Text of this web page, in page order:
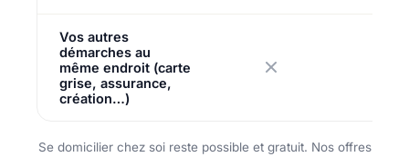
Vos autres
démarches au
même endroit (carte
grise, assurance,
création…)
Se domicilier chez soi reste possible et gratuit. Nos offres